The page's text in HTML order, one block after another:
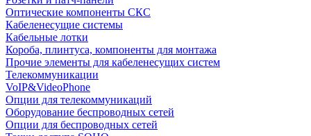
Оптические компоненты СКС
Кабеленесущие системы
Кабельные лотки
Короба, плинтуса, компоненты для монтажа
Прочие элементы для кабеленесущих систем
Телекоммуникации
VoIP&VideoPhone
Опции для телекоммуникаций
Оборудование беспроводных сетей
Опции для беспроводных сетей